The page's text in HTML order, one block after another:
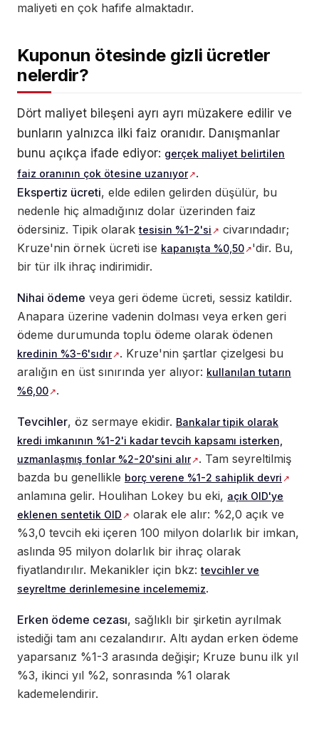
maliyeti en çok hafife almaktadır.
Kuponun ötesinde gizli ücretler
nelerdir?
Dört maliyet bileşeni ayrı ayrı müzakere edilir ve
bunların yalnızca ilki faiz oranıdır. Danışmanlar
bunu açıkça ifade ediyor: gerçek maliyet belirtilen
faiz oranının çok ötesine uzanıyor
.
Ekspertiz ücreti, elde edilen gelirden düşülür, bu
nedenle hiç almadığınız dolar üzerinden faiz
ödersiniz. Tipik olaraktesisin %1-2'si
civarındadır;
Kruze'nin örnek ücreti ise kapanışta %0,50
'dir. Bu,
bir tür ilk ihraç indirimidir.
Nihai ödeme veya geri ödeme ücreti, sessiz katildir.
Anapara üzerine vadenin dolması veya erken geri
ödeme durumunda toplu ödeme olarak ödenen
kredinin %3-6'sıdır
. Kruze'nin şartlar çizelgesi bu
aralığın en üst sınırında yer alıyor: kullanılan tutarın
%6,00
.
Tevcihler, öz sermaye ekidir. Bankalar tipik olarak
kredi imkanının %1-2'i kadar tevcih kapsamı isterken,
uzmanlaşmış fonlar %2-20'sini alır
. Tam seyreltilmiş
bazda bu genellikle borç verene %1-2 sahiplik devri
anlamına gelir. Houlihan Lokey bu eki, açık OID'ye
eklenen sentetik OID
olarak ele alır: %2,0 açık ve
%3,0 tevcih eki içeren 100 milyon dolarlık bir imkan,
aslında 95 milyon dolarlık bir ihraç olarak
fiyatlandırılır. Mekanikler için bkz:tevcihler ve
seyreltme derinlemesine incelememiz.
Erken ödeme cezası, sağlıklı bir şirketin ayrılmak
istediği tam anı cezalandırır. Altı aydan erken ödeme
yaparsanız %1-3 arasında değişir; Kruze bunu ilk yıl
%3, ikinci yıl %2, sonrasında %1 olarak
kademelendirir.